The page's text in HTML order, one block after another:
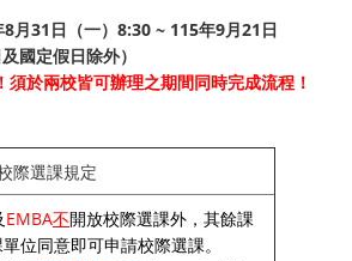
月31日（一）8:30 ~ 115年9月21日
國定假日除外）
於兩校皆可辦理之期間同時完成流程！
際選課規定
EMBA不開放校際選課外，其餘課
位同意即可申請校際選課。